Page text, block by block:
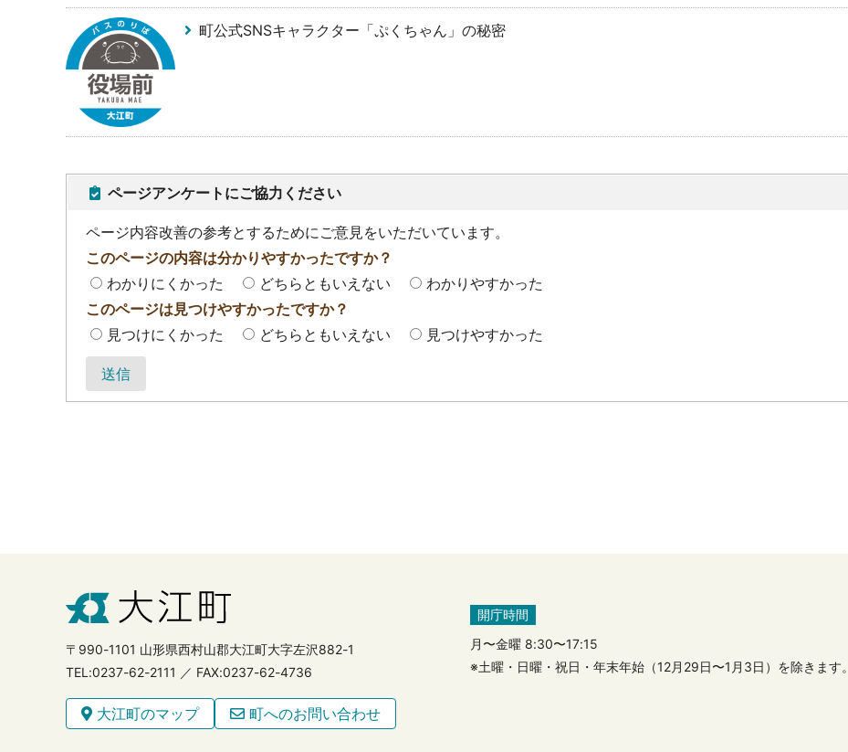
町公式SNSキャラクター「ぷくちゃん」の秘密
ページアンケートにご協力ください
ページ内容改善の参考とするためにご意見をいただいています。
このページの内容は分かりやすかったですか？
わかりにくかった
どちらともいえない
わかりやすかった
このページは見つけやすかったですか？
見つけにくかった
どちらともいえない 見つけやすかった
送信
〒990-1101 山形県西村山郡大江町大字左沢882-1
TEL:0237-62-2111 ／ FAX:0237-62-4736
大江町のマップ 町へのお問い合わせ
開庁時間
月〜金曜 8:30〜17:15
※土曜・日曜・祝日・年末年始（12月29日〜1月3日）を除きます。